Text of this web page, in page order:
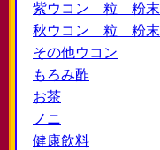
紫ウコン 粒 粉末
秋ウコン 粒 粉末
その他ウコン
もろみ酢
お茶
ノニ
健康飲料